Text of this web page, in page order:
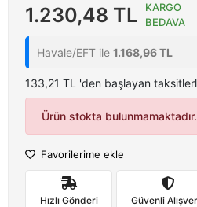
1.230,48 TL
KARGO
BEDAVA
Havale/EFT ile 1.168,96 TL
133,21 TL 'den başlayan
Ürün stokta bulunmamaktadır.
Favorilerime ekle
Hızlı Gönderi Güvenli